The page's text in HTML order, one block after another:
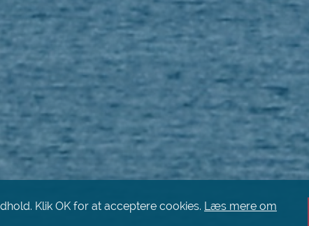
Klik OK for at acceptere cookies. Læs mere om